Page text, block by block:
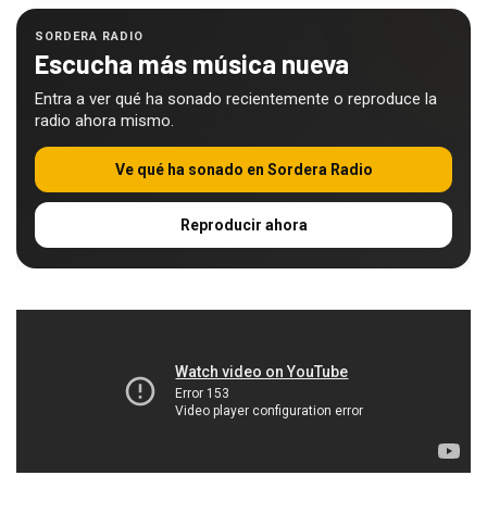
SORDERA RADIO
Escucha más música nueva
Entra a ver qué ha sonado recientemente o reproduce la
radio ahora mismo.
Ve qué ha sonado en Sordera Radio
Reproducir ahora